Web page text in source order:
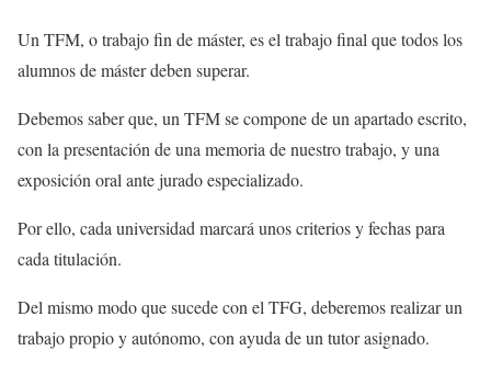
Un TFM, o trabajo fin de máster, es el trabajo final que todos los
alumnos de máster deben superar.
Debemos saber que, un TFM se compone de un apartado escrito,
con la presentación de una memoria de nuestro trabajo, y una
exposición oral ante jurado especializado.
Por ello, cada universidad marcará unos criterios y fechas para
cada titulación.
Del mismo modo que sucede con el TFG, deberemos realizar un
trabajo propio y autónomo, con ayuda de un tutor asignado.